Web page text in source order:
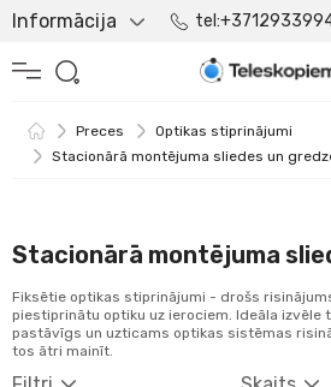
Informācija
Preces
Optikas stiprinājumi
Stacionārā montējuma sliedes un
Stacionārā montējuma
Fiksētie optikas stiprinājumi - drošs
piestiprinātu optiku uz ierociem. Ideāla izvēle
pastāvīgs un uzticams optikas sistēmas
tos ātri mainīt.